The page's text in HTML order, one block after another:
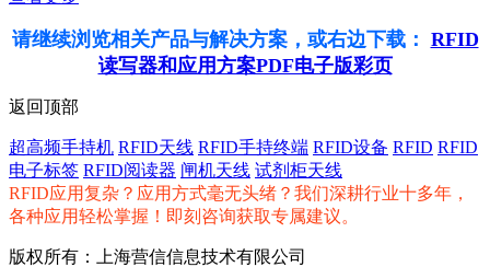
请继续浏览相关产品与解决方案，或右边下载： RFID
读写器和应用方案PDF电子版彩页
返回顶部
超高频手持机 RFID天线 RFID手持终端 RFID设备 RFID RFID
电子标签 RFID阅读器 闸机天线 试剂柜天线
RFID应用复杂？应用方式毫无头绪？我们深耕行业十多年，
各种应用轻松掌握！即刻咨询获取专属建议。
版权所有：上海营信信息技术有限公司